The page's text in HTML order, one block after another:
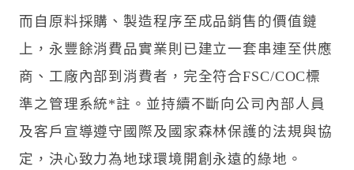
而自原料採購、製造程序至成品銷售的價值鏈
上，永豐餘消費品實業則已建立一套串連至供應
商、工廠內部到消費者，完全符合FSC/COC標
準之管理系統*註。並持續不斷向公司內部人員
及客戶宣導遵守國際及國家森林保護的法規與協
定，決心致力為地球環境開創永遠的綠地。